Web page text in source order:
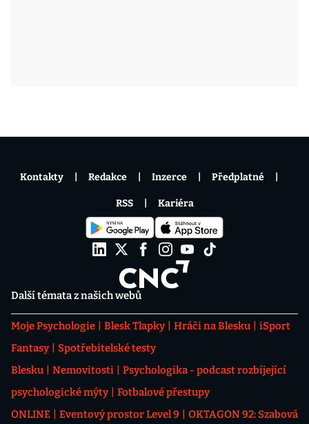
Další témata z našich webů
Moje Psychologie Blesk Tlapky Hráči na Blesku
iSport
Fantasy
Spotřebitelské testy
Blesku
Nemovitosti
Psychologika - podcast rozbíjející
psychologické mýty
Fotbalové přestupy
ONLINE
Eventový prostor Level 9
OKTAGON 92: Szabová
Kontakty Redakce Inzerce Předplatné
RSS Kariéra